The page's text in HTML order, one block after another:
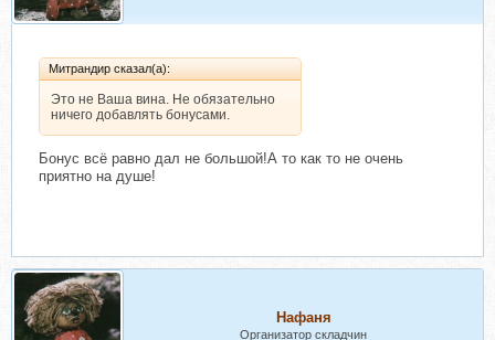
Митрандир сказал(а):
Это не Ваша вина. Не обязательно
ничего добавлять бонусами.
Бонус всё равно дал не большой!А то как то не очень
приятно на душе!
Нафаня
Организатор складчин